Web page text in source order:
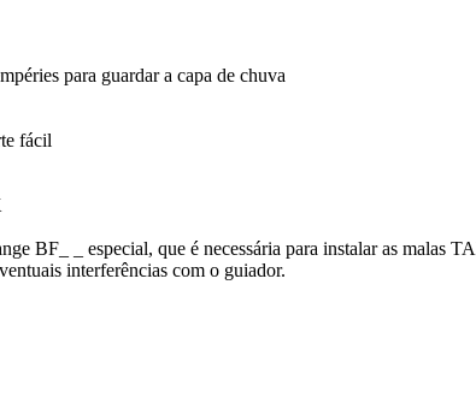
para guardar a capa de chuva
fácil
BF_ _ especial, que é necessária para instalar as malas
interferências com o guiador.